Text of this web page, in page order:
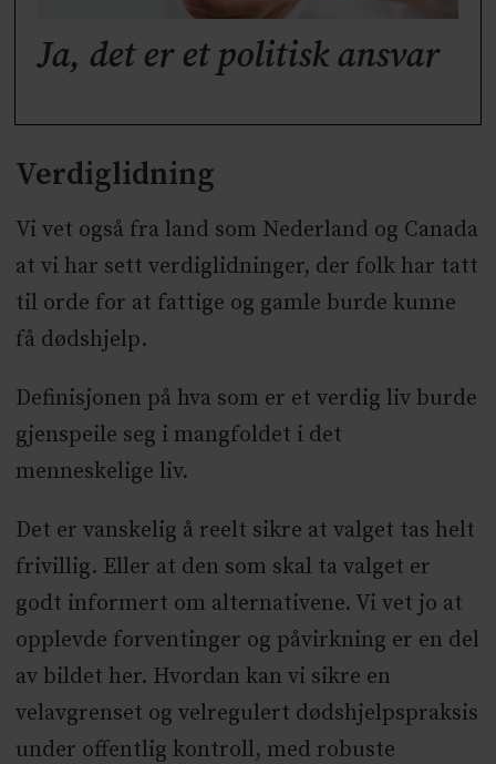
Ja, det er et politisk ansvar
Verdiglidning
Vi vet også fra land som Nederland og Canada
at vi har sett verdiglidninger, der folk har tatt
til orde for at fattige og gamle burde kunne
få dødshjelp.
Definisjonen på hva som er et verdig liv burde
gjenspeile seg i mangfoldet i det
menneskelige liv.
Det er vanskelig å reelt sikre at valget tas helt
frivillig. Eller at den som skal ta valget er
godt informert om alternativene. Vi vet jo at
opplevde forventinger og påvirkning er en del
av bildet her. Hvordan kan vi sikre en
velavgrenset og velregulert dødshjelpspraksis
under offentlig kontroll, med robuste